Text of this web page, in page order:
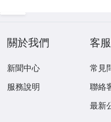
關於我們
新聞中心
服務說明
客
常見
聯絡
最新